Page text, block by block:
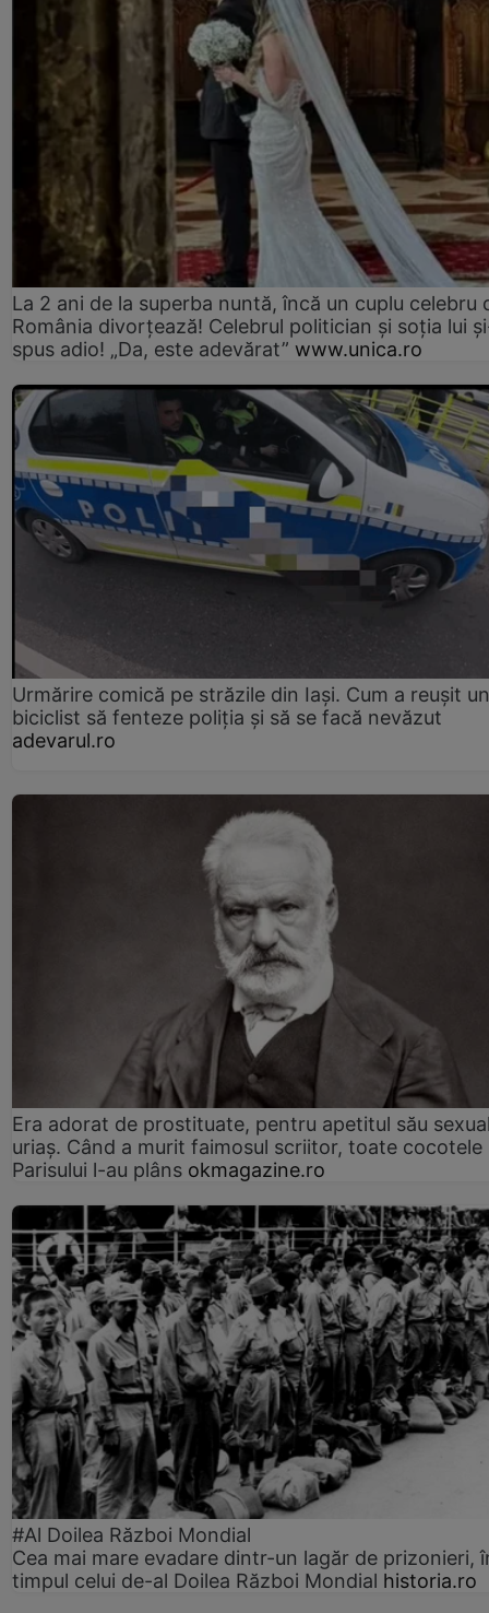
La 2 ani de la superba nuntă, încă un cuplu celebru
România divorțează! Celebrul politician și soția lui
spus adio! „Da, este adevărat” www.unica.ro
Urmărire comică pe străzile din Iași. Cum a reușit un
biciclist să fenteze poliția și să se facă nevăzut
adevarul.ro
Era adorat de prostituate, pentru apetitul său
uriaș. Când a murit faimosul scriitor, toate cocotele
Parisului l-au plâns okmagazine.ro
#Al Doilea Război Mondial
Cea mai mare evadare dintr-un lagăr de prizonieri,
timpul celui de-al Doilea Război Mondial historia.ro